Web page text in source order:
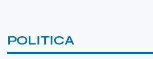
POLITICA